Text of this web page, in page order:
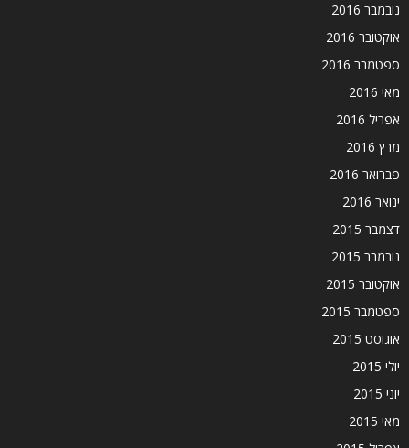
נובמבר 2016
אוקטובר 2016
ספטמבר 2016
מאי 2016
אפריל 2016
מרץ 2016
פברואר 2016
ינואר 2016
דצמבר 2015
נובמבר 2015
אוקטובר 2015
ספטמבר 2015
אוגוסט 2015
יולי 2015
יוני 2015
מאי 2015